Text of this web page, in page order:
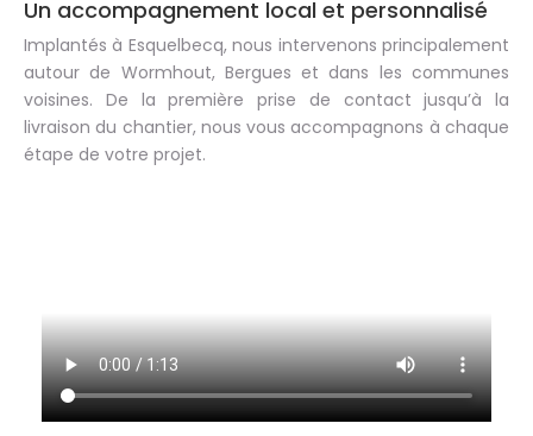
Un accompagnement local et personnalisé
Implantés à Esquelbecq, nous intervenons principalement
autour de Wormhout, Bergues et dans les communes
voisines. De la première prise de contact jusqu’à la
livraison du chantier, nous vous accompagnons à chaque
étape de votre projet.